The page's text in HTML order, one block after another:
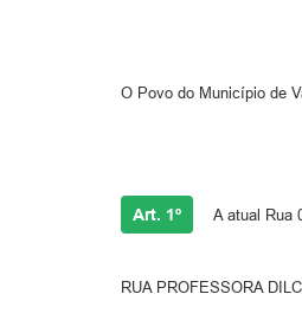
O Povo do Município de
Art. 1º A atual Rua
RUA PROFESSORA